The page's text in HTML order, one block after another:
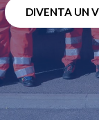
DIVENTA UN